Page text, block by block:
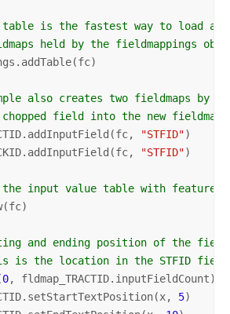
table is the fastest way to load
held by the fieldmappings
also creates two fieldmaps
chopped field into the new
"STFID")
"STFID")
the input value table with feature
and ending position of the
is the location in the STFID
0, fldmap_TRACTID.inputFieldCount):
5)